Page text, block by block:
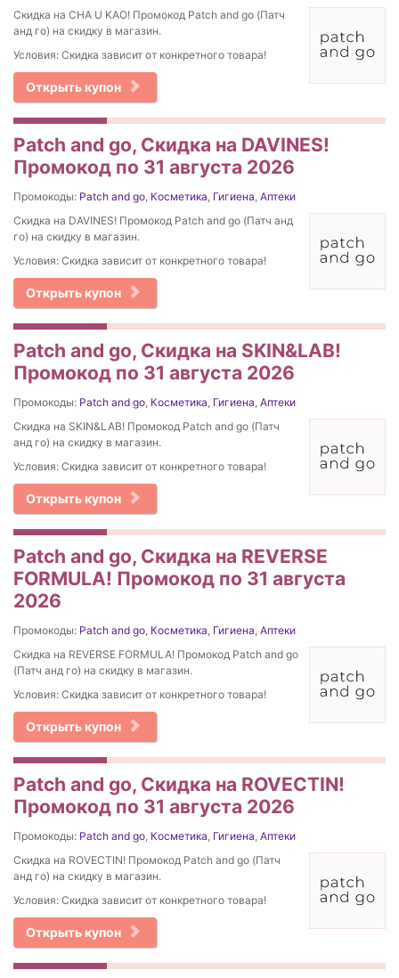
Скидка на CHA U KAO! Промокод Patch and go (Патч
анд го) на скидку в магазин.
Условия: Скидка зависит от конкретного товара!
Открыть купон
Patch and go, Скидка на DAVINES!
Промокод по 31 августа 2026
Промокоды: Patch and go, Косметика, Гигиена, Аптеки
Скидка на DAVINES! Промокод Patch and go (Патч анд
го) на скидку в магазин.
Условия: Скидка зависит от конкретного товара!
Открыть купон
Patch and go, Скидка на SKIN&LAB!
Промокод по 31 августа 2026
Промокоды: Patch and go, Косметика, Гигиена, Аптеки
Скидка на SKIN&LAB! Промокод Patch and go (Патч
анд го) на скидку в магазин.
Условия: Скидка зависит от конкретного товара!
Открыть купон
Patch and go, Скидка на REVERSE
FORMULA! Промокод по 31 августа
2026
Промокоды: Patch and go, Косметика, Гигиена, Аптеки
Скидка на REVERSE FORMULA! Промокод Patch and go
(Патч анд го) на скидку в магазин.
Условия: Скидка зависит от конкретного товара!
Открыть купон
Patch and go, Скидка на ROVECTIN!
Промокод по 31 августа 2026
Промокоды: Patch and go, Косметика, Гигиена, Аптеки
Скидка на ROVECTIN! Промокод Patch and go (Патч
анд го) на скидку в магазин.
Условия: Скидка зависит от конкретного товара!
Открыть купон